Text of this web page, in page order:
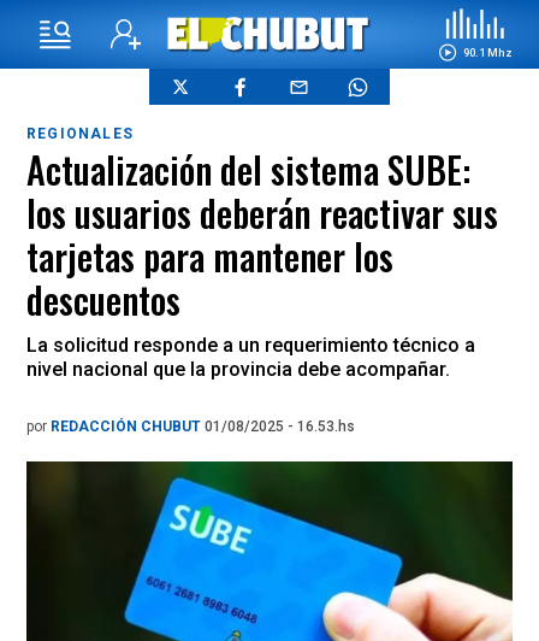
90.1 Mhz
REGIONALES
Actualización del sistema SUBE:
los usuarios deberán reactivar sus
tarjetas para mantener los
descuentos
La solicitud responde a un requerimiento técnico a
nivel nacional que la provincia debe acompañar.
por REDACCIÓN CHUBUT 01/08/2025 - 16.53.hs